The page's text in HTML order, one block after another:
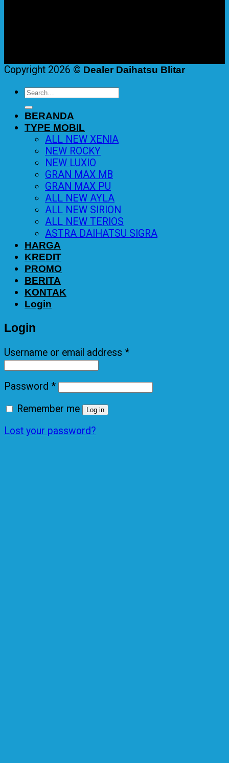
Copyright 2026 © Dealer Daihatsu Blitar
Search
for:
BERANDA
TYPE MOBIL
ALL NEW XENIA
NEW ROCKY
NEW LUXIO
GRAN MAX MB
GRAN MAX PU
ALL NEW AYLA
ALL NEW SIRION
ALL NEW TERIOS
ASTRA DAIHATSU SIGRA
HARGA
KREDIT
PROMO
BERITA
KONTAK
Login
Login
Username or email address *
Password *
Remember me
Log in
Lost your password?